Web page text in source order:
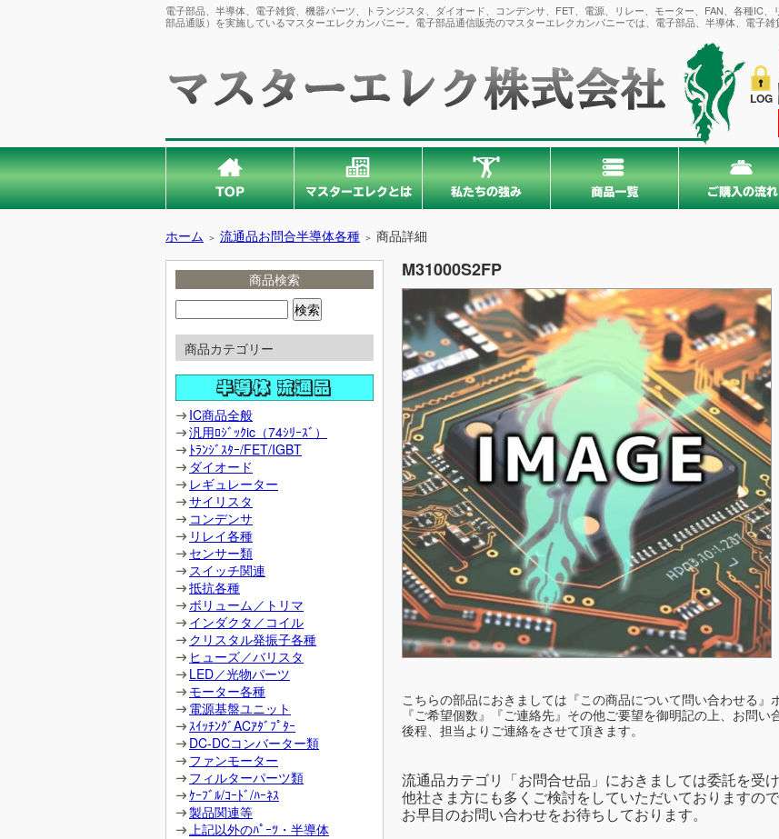
電子部品、半導体、電子雑貨、機器パーツ、トランジスタ、ダイオード、コンデンサ、FET、電源、リレー、モーター、FAN、各種IC
部品通販）を実施しているマスターエレクカンパニー。電子部品通信販売のマスターエレクカンパニーでは、電子部品、半導体、電子雑
LOG
ホーム ＞ 流通品お問合半導体各種 ＞ 商品詳細
商品検索
商品カテゴリー
IC商品全般
汎用ﾛｼﾞｯｸic（74ｼﾘｰｽﾞ）
ﾄﾗﾝｼﾞｽﾀｰ/FET/IGBT
ダイオード
レギュレーター
サイリスタ
コンデンサ
リレイ各種
センサー類
スイッチ関連
抵抗各種
ボリューム／トリマ
インダクタ／コイル
クリスタル発振子各種
ヒューズ／バリスタ
LED／光物パーツ
モーター各種
電源基盤ユニット
ｽｲｯﾁﾝｸﾞACｱﾀﾞﾌﾟﾀｰ
DC-DCコンバーター類
ファンモーター
フィルターパーツ類
ｹｰﾌﾞﾙ/ｺｰﾄﾞ/ﾊｰﾈｽ
製品関連等
上記以外のﾊﾟｰﾂ・半導体
M31000S2FP
こちらの部品におきましては『この商品について問い合わせる』
『ご希望個数』『ご連絡先』その他ご要望を御明記の上、お問い
後程、担当よりご連絡をさせて頂きます。
流通品カテゴリ「お問合せ品」におきましては委託を受
他社さま方にも多くご検討をしていただいておりますので
お早目のお問い合わせをお待ちしております。